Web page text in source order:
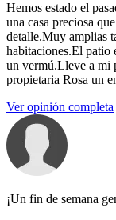
Hemos estado el
una casa preciosa
detalle.Muy amplias
habitaciones.El patio
un vermú.Lleve a mi
propietaria Rosa un
Ver opinión completa
¡Un fin de semana